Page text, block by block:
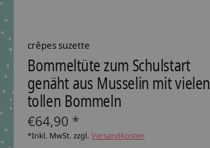
crêpes suzette
Bommeltüte zum Schulstart
genäht aus Musselin mit vielen
tollen Bommeln
€64,90 *
*Inkl. MwSt. zzgl. Versandkosten